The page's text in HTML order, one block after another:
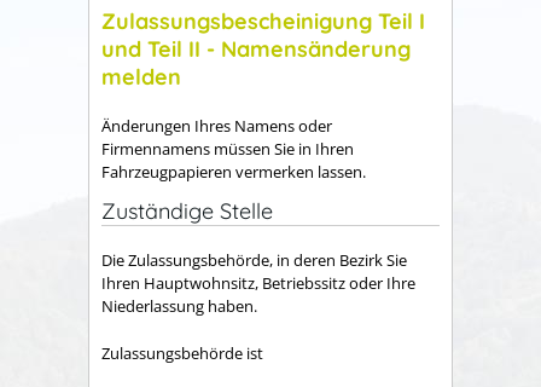
Zulassungsbescheinigung Teil I
und Teil II - Namensänderung
melden
Änderungen Ihres Namens oder
Firmennamens müssen Sie in Ihren
Fahrzeugpapieren vermerken lassen.
Zuständige Stelle
Die Zulassungsbehörde, in deren Bezirk Sie
Ihren Hauptwohnsitz, Betriebssitz oder Ihre
Niederlassung haben.
Zulassungsbehörde ist